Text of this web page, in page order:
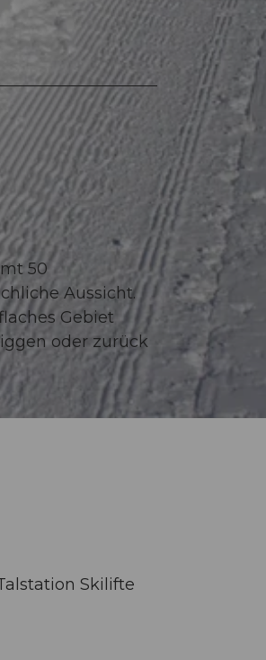
50
Aussicht.
Gebiet
oder zurück
Skilifte